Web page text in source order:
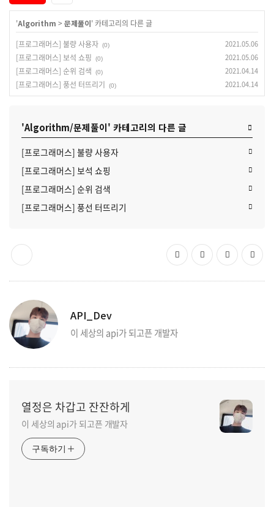
'Algorithm > 문제풀이' 카테고리의 다른 글
[프로그래머스] 불량 사용자 (0) 2021.05.06
[프로그래머스] 보석 쇼핑 (0) 2021.05.06
[프로그래머스] 순위 검색 (0) 2021.04.14
[프로그래머스] 풍선 터뜨리기 (0) 2021.04.14
'Algorithm/문제풀이' 카테고리의 다른 글
[프로그래머스] 불량 사용자
[프로그래머스] 보석 쇼핑
[프로그래머스] 순위 검색
[프로그래머스] 풍선 터뜨리기
API_Dev
이 세상의 api가 되고픈 개발자
열정은 차갑고 잔잔하게
이 세상의 api가 되고픈 개발자
구독하기